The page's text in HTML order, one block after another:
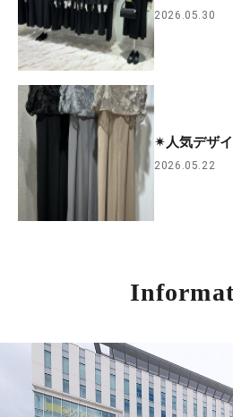
2026.05.30
✴︎人気デザ
2026.05.22